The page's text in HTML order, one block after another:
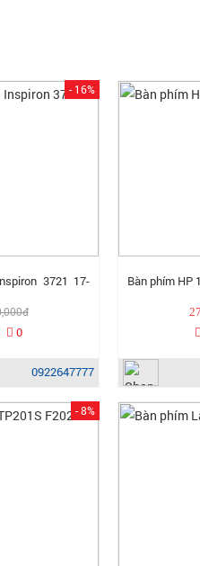
- 16%
3721 17-
0
0922647777
Bàn phím HP
- 8%